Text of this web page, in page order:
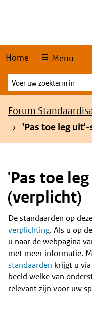
Home Menu
Voer
uw
zoekterm
Kruimelpad
Forum
'Pas toe leg
'Pas toe
(verplicht)
Content
De standaarden op
verplichting. Als u op
u naar de webpagina
met meer informatie.
standaarden krijgt u
beeld welke van
relevant zijn voor uw